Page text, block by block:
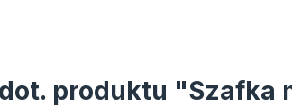
produktu "Szafka